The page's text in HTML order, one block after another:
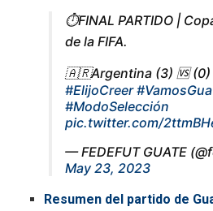
⏱️FINAL PARTIDO |
de la FIFA.
🇦🇷Argentina (3) 🆚
#ElijoCreer
#ModoSelección
pic.twitter.com/
— FEDEFUT GUATE
May 23, 2023
Resumen del partido de